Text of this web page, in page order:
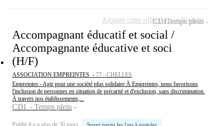
Accompagnant éducatif et social /
Accompagnante éducative et soci
(H/F)
ASSOCIATION EMPREINTES - 77 - CHELLES
Empreintes - Agir pour une société plus solidaire À Empreintes, nous favorisons
l'inclusion de personnes en situation de précarité et d'exclusion, sans discrimination.
À travers nos établissements,...
CDI - Temps plein
Publié il y a plus de 30 jours Soyez parmi les 1ers à postuler
CDITemps plein
Ajouter cette offre à ma sélection